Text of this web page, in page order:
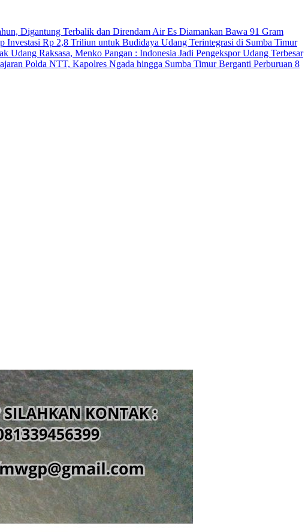
Digantung Terbalik dan Direndam Air Es Diamankan Bawa 91 Gram
Investasi Rp 2,8 Triliun untuk Budidaya Udang Terintegrasi di Sumba Timur
Raksasa, Menko Pangan : Indonesia Jadi Pengekspor Udang Terbesar
Polda NTT, Kapolres Ngada hingga Sumba Timur Berganti Perburuan 8